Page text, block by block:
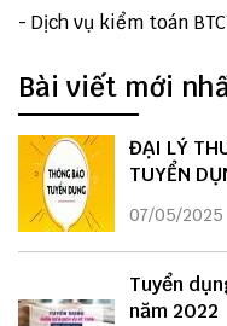
- Dịch vụ kiểm toán
Bài viết mới
ĐẠI LÝ
TUYỂN
07/05/2025
Tuyển
năm 2022